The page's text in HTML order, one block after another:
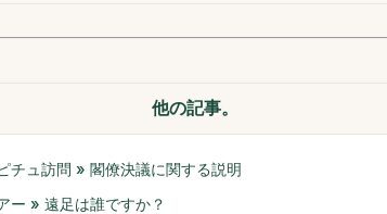
他の記事。
チュ訪問 » 閣僚決議に関する説明
ー » 遠足は誰ですか？